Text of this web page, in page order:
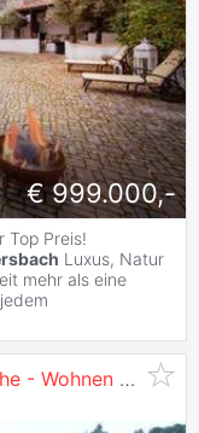
€ 999.000,-
Top Preis!
Luxus, Natur
mehr als eine
Moderner Bungalow in Golfplatznähe - Wohnen mit Komfort in